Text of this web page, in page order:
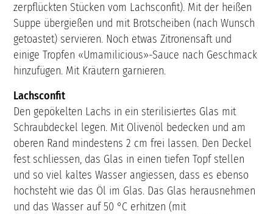
zerpflückten Stücken vom Lachsconfit). Mit der heißen
Suppe übergießen und mit Brotscheiben (nach Wunsch
getoastet) servieren. Noch etwas Zitronensaft und
einige Tropfen «Umamilicious»-Sauce nach Geschmack
hinzufügen. Mit Kräutern garnieren.
Lachsconfit
Den gepökelten Lachs in ein sterilisiertes Glas mit
Schraubdeckel legen. Mit Olivenöl bedecken und am
oberen Rand mindestens 2 cm frei lassen. Den Deckel
fest schliessen, das Glas in einen tiefen Topf stellen
und so viel kaltes Wasser angiessen, dass es ebenso
hochsteht wie das Öl im Glas. Das Glas herausnehmen
und das Wasser auf 50 °C erhitzen (mit